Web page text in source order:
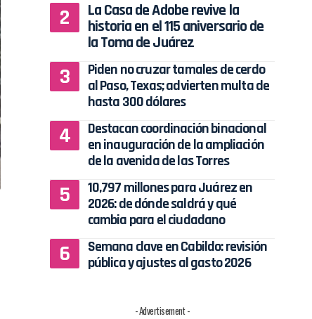
La Casa de Adobe revive la
historia en el 115 aniversario de
la Toma de Juárez
Piden no cruzar tamales de cerdo
al Paso, Texas; advierten multa de
hasta 300 dólares
Destacan coordinación binacional
en inauguración de la ampliación
de la avenida de las Torres
10,797 millones para Juárez en
2026: de dónde saldrá y qué
cambia para el ciudadano
Semana clave en Cabildo: revisión
pública y ajustes al gasto 2026
- Advertisement -